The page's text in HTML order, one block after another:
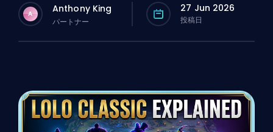
A Anthony King
パートナー
27 Jun 2026
投稿日